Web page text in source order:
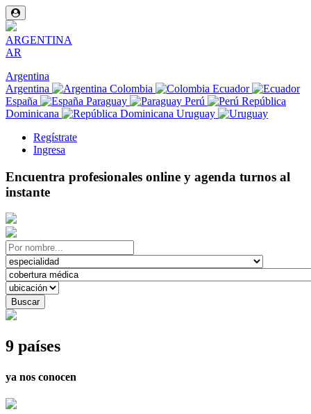
ARGENTINA
AR
Argentina
Argentina
Colombia
Ecuador
España
Paraguay Perú
República
Dominicana
Uruguay
Regístrate
Ingresa
Encuentra profesionales online y agenda turnos al
instante
Buscar
9 países
ya nos conocen